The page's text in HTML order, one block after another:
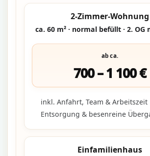
2-Zimmer-Wohnung
ca. 60 m² · normal befüllt · 2. OG
ab ca.
700 – 1 100 €
inkl. Anfahrt, Team & Arbeitszeit
Entsorgung & besenreine
Einfamilienhaus